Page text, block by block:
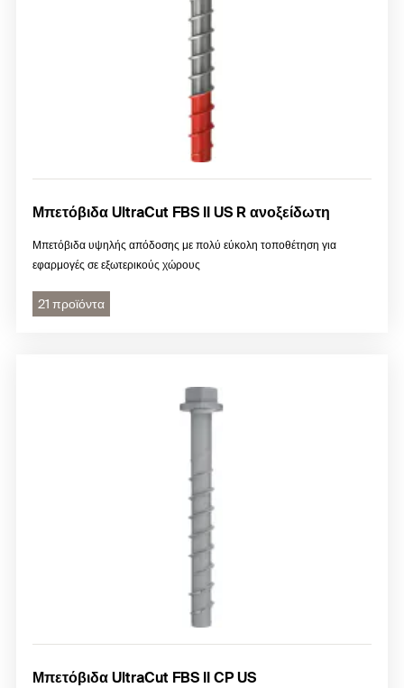
Μπετόβιδα UltraCut FBS II US R ανοξείδωτη
Μπετόβιδα υψηλής απόδοσης με πολύ εύκολη τοποθέτηση για
εφαρμογές σε εξωτερικούς χώρους
21 προϊόντα
Μπετόβιδα UltraCut FBS II CP US